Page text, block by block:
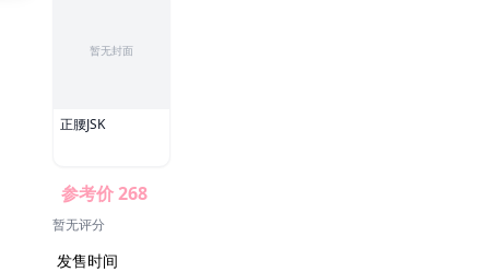
暂无封面
正腰JSK
参考价 268
暂无评分
发售时间